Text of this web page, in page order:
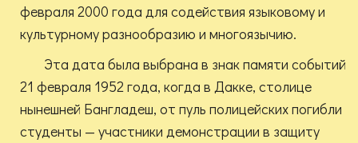
февраля 2000 года для содействия языковому и
культурному разнообразию и многоязычию.
Эта дата была выбрана в знак памяти событий
21 февраля 1952 года, когда в Дакке, столице
нынешней Бангладеш, от пуль полицейских погибли
студенты — участники демонстрации в защиту